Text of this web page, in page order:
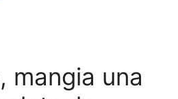
mangia una